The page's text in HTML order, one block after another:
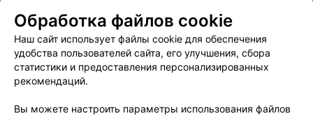
Обработка файлов cookie
Наш сайт использует файлы cookie для обеспечения
удобства пользователей сайта, его улучшения, сбора
статистики и предоставления персонализированных
рекомендаций.
Вы можете настроить параметры использования файлов